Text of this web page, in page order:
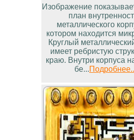
Изображение
план
металлического
котором находится
Круглый
имеет ребристую
краю. Внутри корпуса
бе...